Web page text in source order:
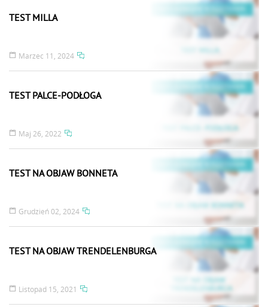
TEST MILLA
Marzec 11, 2024
TEST PALCE-PODŁOGA
Maj 26, 2022
TEST NA OBJAW BONNETA
Grudzień 02, 2024
TEST NA OBJAW TRENDELENBURGA
Listopad 15, 2021